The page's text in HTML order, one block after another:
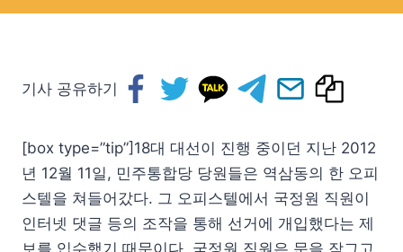
기사 공유하기
[box type=”tip”]18대 대선이 진행 중이던 지난 2012
년 12월 11일, 민주통합당 당원들은 역삼동의 한 오피
스텔을 쳐들어갔다. 그 오피스텔에서 국정원 직원이
인터넷 댓글 등의 조작을 통해 선거에 개입했다는 제
보를 입수했기 때문이다. 국정원 직원은 문을 잠그고